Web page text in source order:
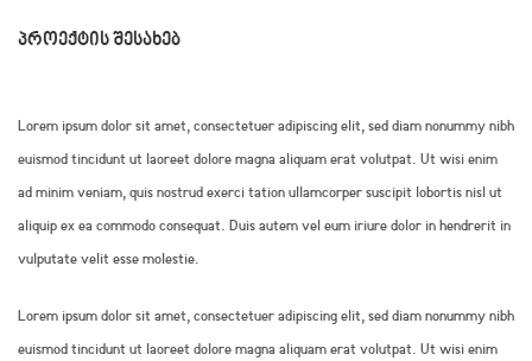
ᲞᲠᲝᲔᲥᲢᲘᲡ ᲨᲔᲡᲐᲮᲔᲑ
Lorem ipsum dolor sit amet, consectetuer adipiscing elit, sed diam nonummy nibh
euismod tincidunt ut laoreet dolore magna aliquam erat volutpat. Ut wisi enim
ad minim veniam, quis nostrud exerci tation ullamcorper suscipit lobortis nisl ut
aliquip ex ea commodo consequat. Duis autem vel eum iriure dolor in hendrerit in
vulputate velit esse molestie.
Lorem ipsum dolor sit amet, consectetuer adipiscing elit, sed diam nonummy nibh
euismod tincidunt ut laoreet dolore magna aliquam erat volutpat. Ut wisi enim